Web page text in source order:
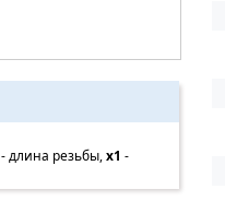
- длина резьбы,x1 -